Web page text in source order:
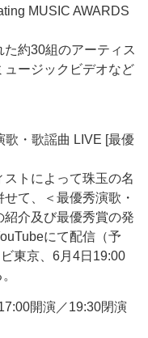
MUSIC AWARDS
約30組のアーティス
ュージックビデオなど
歌・歌謡曲 LIVE [最優
トによって珠玉の名
て、＜最優秀演歌・
介及び最優秀賞の発
にて配信（予
東京、6月4日19:00
開演／19:30閉演